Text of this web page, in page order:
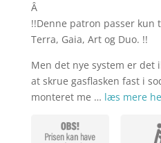
Â
!!Denne patron passer kun
Terra, Gaia, Art og Duo. !!
Men det nye system er
at skrue gasflasken fast i
monteret me … læs mere